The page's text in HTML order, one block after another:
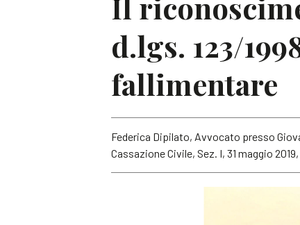
d.lgs. 123/
fallimentare
Federica Dipilato, Avvocato presso
Cassazione Civile, Sez. I, 31 maggio